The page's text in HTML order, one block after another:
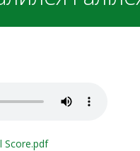
- Full
Score.pdf